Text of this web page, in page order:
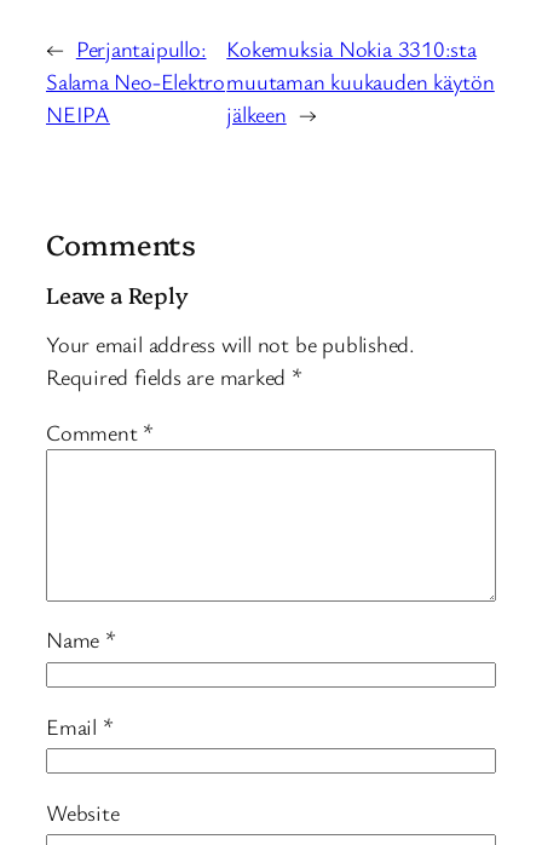
← Perjantaipullo:
Salama Neo-Elektro
NEIPA
Kokemuksia Nokia 3310:sta
muutaman kuukauden käytön
jälkeen →
Comments
Leave a Reply
Your email address will not be published.
Required fields are marked *
Comment *
Name *
Email *
Website